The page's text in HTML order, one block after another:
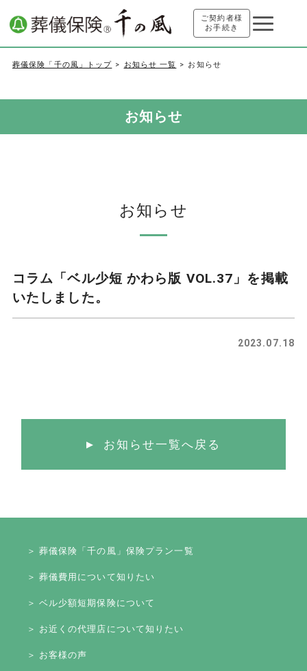
ご契約者様
お手続き
葬儀保険「千の風」トップ お知らせ 一覧 お知らせ
お知らせ
お知らせ
コラム「ベル少短 かわら版 VOL.37」を掲載
いたしました。
2023.07.18
お知らせ一覧へ戻る
＞ 葬儀保険「千の風」保険プラン一覧
＞ 葬儀費用について知りたい
＞ ベル少額短期保険について
＞ お近くの代理店について知りたい
＞ お客様の声